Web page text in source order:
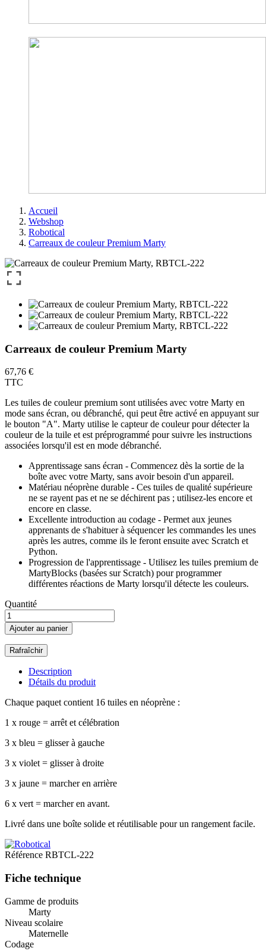
Accueil
Webshop
Robotical
Carreaux de couleur Premium Marty
Carreaux de couleur Premium Marty
67,76 €
TTC
Les tuiles de couleur premium sont utilisées avec votre Marty en
mode sans écran, ou débranché, qui peut être activé en appuyant sur
le bouton "A". Marty utilise le capteur de couleur pour détecter la
couleur de la tuile et est préprogrammé pour suivre les instructions
associées lorsqu'il est en mode débranché.
Apprentissage sans écran - Commencez dès la sortie de la
boîte avec votre Marty, sans avoir besoin d'un appareil.
Matériau néoprène durable - Ces tuiles de qualité supérieure
ne se rayent pas et ne se déchirent pas ; utilisez-les encore et
encore en classe.
Excellente introduction au codage - Permet aux jeunes
apprenants de s'habituer à séquencer les commandes les unes
après les autres, comme ils le feront ensuite avec Scratch et
Python.
Progression de l'apprentissage - Utilisez les tuiles premium de
MartyBlocks (basées sur Scratch) pour programmer
différentes réactions de Marty lorsqu'il détecte les couleurs.
Quantité
Ajouter au panier
Description
Détails du produit
Chaque paquet contient 16 tuiles en néoprène :
1 x rouge = arrêt et célébration
3 x bleu = glisser à gauche
3 x violet = glisser à droite
3 x jaune = marcher en arrière
6 x vert = marcher en avant.
Livré dans une boîte solide et réutilisable pour un rangement facile.
Référence RBTCL-222
Fiche technique
Gamme de produits
Marty
Niveau scolaire
Maternelle
Codage